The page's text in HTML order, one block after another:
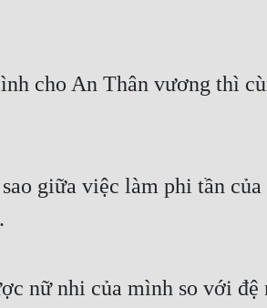
cho An Thân vương thì
giữa việc làm phi tần
nữ nhi của mình so với đệ